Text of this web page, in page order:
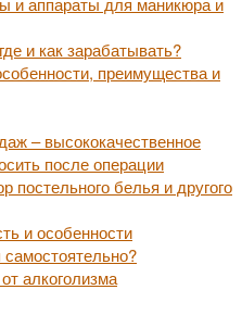
и как зарабатывать?
преимущества и
– высококачественное
после операции
постельного белья и другого
и особенности
алкоголизма